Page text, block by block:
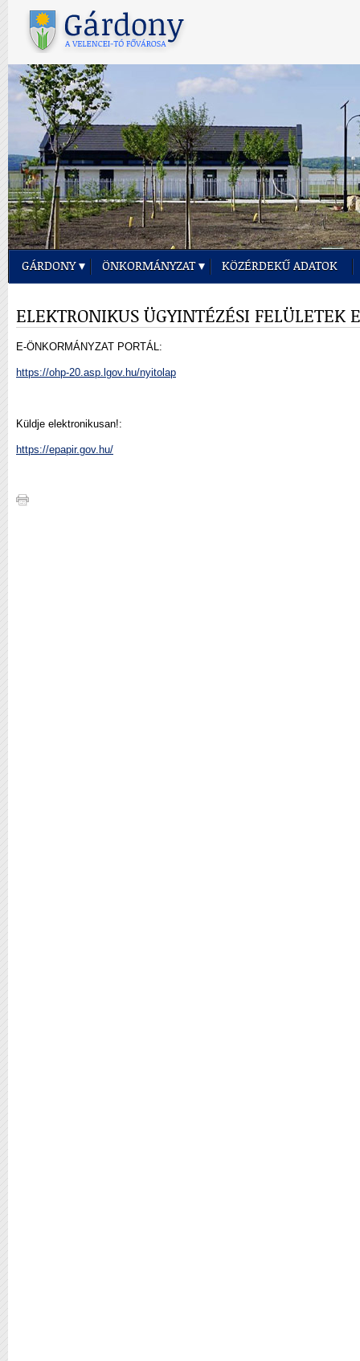
GÁRDONY ÖNKORMÁNYZAT KÖZÉRDEKŰ ADATOK
ELEKTRONIKUS ÜGYINTÉZÉSI FELÜLETEK
E-ÖNKORMÁNYZAT PORTÁL:
https://ohp-20.asp.lgov.hu/nyitolap
Küldje elektronikusan!:
https://epapir.gov.hu/